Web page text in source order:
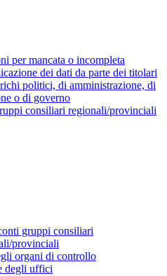
per mancata o incompleta
dei dati da parte dei titolari
politici, di amministrazione, di
o di governo
consiliari regionali/provinciali
gruppi consiliari
provinciali
organi di controllo
degli uffici